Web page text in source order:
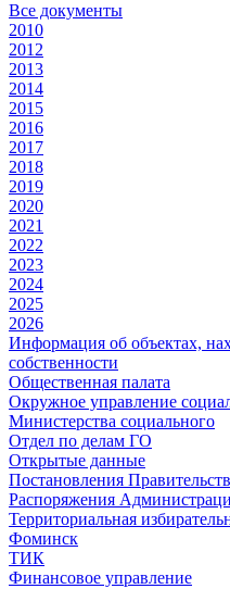
Все документы
2010
2012
2013
2014
2015
2016
2017
2018
2019
2020
2021
2022
2023
2024
2025
2026
Информация об объектах,
собственности
Общественная палата
Окружное управление
Министерства социального
Отдел по делам ГО
Открытые данные
Постановления
Распоряжения
Территориальная
Фоминск
ТИК
Финансовое управление